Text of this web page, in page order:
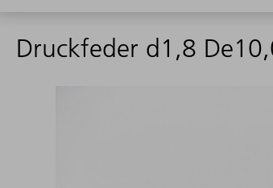
Druckfeder d1,8